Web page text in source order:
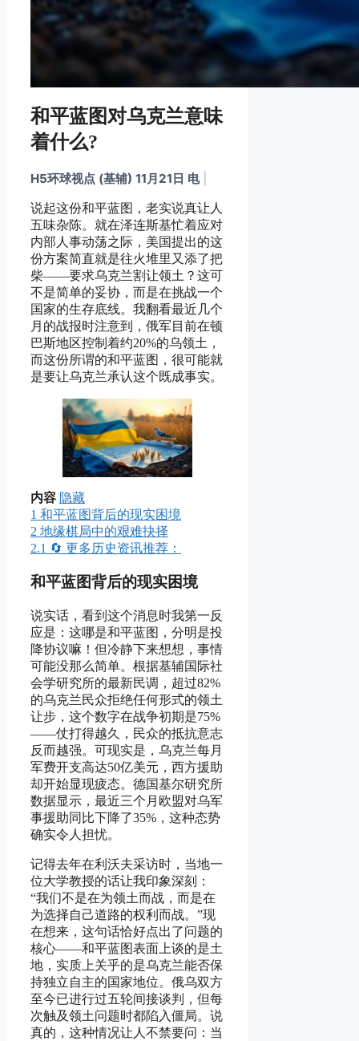
和平蓝图对乌克兰意味
着什么?
H5环球视点 (基辅) 11月21日 电
说起这份和平蓝图，老实说真让人
五味杂陈。就在泽连斯基忙着应对
内部人事动荡之际，美国提出的这
份方案简直就是往火堆里又添了把
柴——要求乌克兰割让领土？这可
不是简单的妥协，而是在挑战一个
国家的生存底线。我翻看最近几个
月的战报时注意到，俄军目前在顿
巴斯地区控制着约20%的乌领土，
而这份所谓的和平蓝图，很可能就
是要让乌克兰承认这个既成事实。
内容 隐藏
1 和平蓝图背后的现实困境
2 地缘棋局中的艰难抉择
2.1 🔄 更多历史资讯推荐：
和平蓝图背后的现实困境
说实话，看到这个消息时我第一反
应是：这哪是和平蓝图，分明是投
降协议嘛！但冷静下来想想，事情
可能没那么简单。根据基辅国际社
会学研究所的最新民调，超过82%
的乌克兰民众拒绝任何形式的领土
让步，这个数字在战争初期是75%
——仗打得越久，民众的抵抗意志
反而越强。可现实是，乌克兰每月
军费开支高达50亿美元，西方援助
却开始显现疲态。德国基尔研究所
数据显示，最近三个月欧盟对乌军
事援助同比下降了35%，这种态势
确实令人担忧。
记得去年在利沃夫采访时，当地一
位大学教授的话让我印象深刻：
“我们不是在为领土而战，而是在
为选择自己道路的权利而战。”现
在想来，这句话恰好点出了问题的
核心——和平蓝图表面上谈的是土
地，实质上关乎的是乌克兰能否保
持独立自主的国家地位。俄乌双方
至今已进行过五轮间接谈判，但每
次触及领土问题时都陷入僵局。说
真的，这种情况让人不禁要问：当